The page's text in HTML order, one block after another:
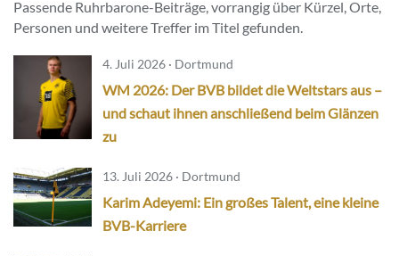
Passende Ruhrbarone-Beiträge, vorrangig über Kürzel, Orte,
Personen und weitere Treffer im Titel gefunden.
4. Juli 2026 · Dortmund
WM 2026: Der BVB bildet die Weltstars aus –
und schaut ihnen anschließend beim Glänzen
zu
13. Juli 2026 · Dortmund
Karim Adeyemi: Ein großes Talent, eine kleine
BVB-Karriere